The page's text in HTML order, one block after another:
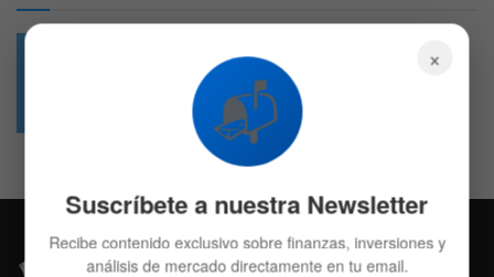
4.7k
Followers
×
📬
Suscríbete a nuestra Newsletter
Recibe contenido exclusivo sobre finanzas, inversiones y
análisis de mercado directamente en tu email.